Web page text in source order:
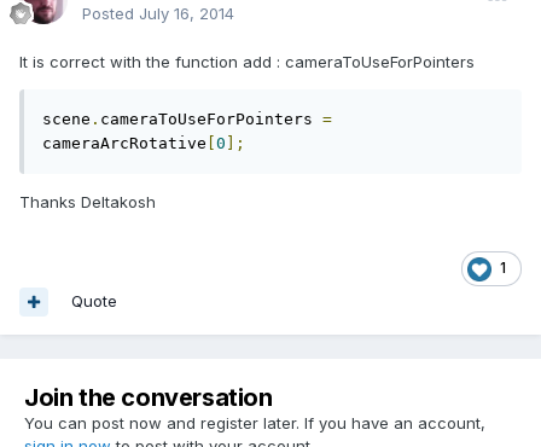
Posted July 16, 2014
It is correct with the function add : cameraToUseForPointers
scene . cameraToUseForPointers =
cameraArcRotative 0 ];
Thanks Deltakosh
1
Quote
Join the conversation
You can post now and register later. If you have an account,